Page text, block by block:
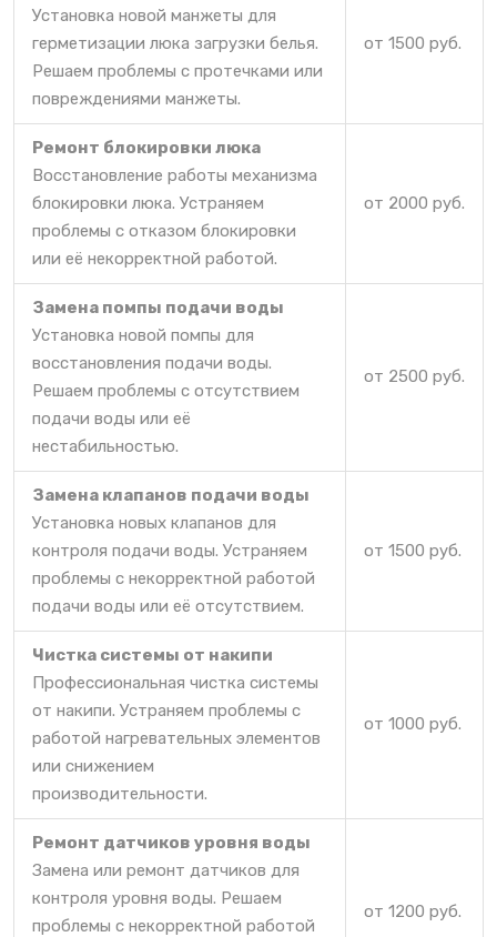
Установка новой манжеты для
герметизации люка загрузки белья.
Решаем проблемы с протечками или
повреждениями манжеты.
от 1500 руб.
Ремонт блокировки люка
Восстановление работы механизма
блокировки люка. Устраняем
проблемы с отказом блокировки
или её некорректной работой.
от 2000 руб.
Замена помпы подачи воды
Установка новой помпы для
восстановления подачи воды.
Решаем проблемы с отсутствием
подачи воды или её
нестабильностью.
от 2500 руб.
Замена клапанов подачи воды
Установка новых клапанов для
контроля подачи воды. Устраняем
проблемы с некорректной работой
подачи воды или её отсутствием.
от 1500 руб.
Чистка системы от накипи
Профессиональная чистка системы
от накипи. Устраняем проблемы с
работой нагревательных элементов
или снижением
производительности.
от 1000 руб.
Ремонт датчиков уровня воды
Замена или ремонт датчиков для
контроля уровня воды. Решаем
проблемы с некорректной работой
от 1200 руб.